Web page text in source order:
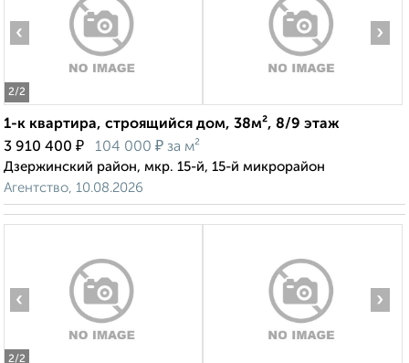
2/2
‹ ›
1-к квартира, строящийся дом, 38м², 8/9 этаж
3 910 400 ₽ 104 000 ₽ за м²
Дзержинский район, мкр. 15-й, 15-й микрорайон
Агентство, 10.08.2026
2/2
‹ ›